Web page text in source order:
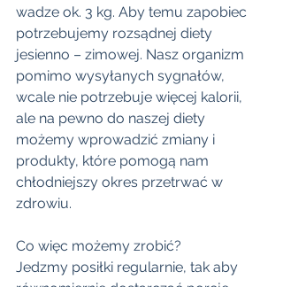
wadze ok. 3 kg. Aby temu zapobiec
potrzebujemy rozsądnej diety
jesienno – zimowej. Nasz organizm
pomimo wysyłanych sygnałów,
wcale nie potrzebuje więcej kalorii,
ale na pewno do naszej diety
możemy wprowadzić zmiany i
produkty, które pomogą nam
chłodniejszy okres przetrwać w
zdrowiu.
Co więc możemy zrobić?
Jedzmy posiłki regularnie, tak aby